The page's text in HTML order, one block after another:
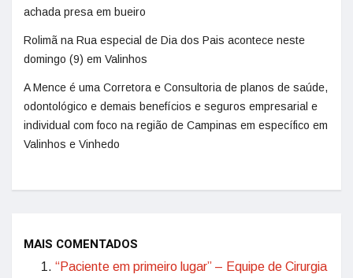
achada presa em bueiro
Rolimã na Rua especial de Dia dos Pais acontece neste
domingo (9) em Valinhos
A Mence é uma Corretora e Consultoria de planos de saúde,
odontológico e demais benefícios e seguros empresarial e
individual com foco na região de Campinas em específico em
Valinhos e Vinhedo
MAIS COMENTADOS
“Paciente em primeiro lugar” – Equipe de Cirurgia